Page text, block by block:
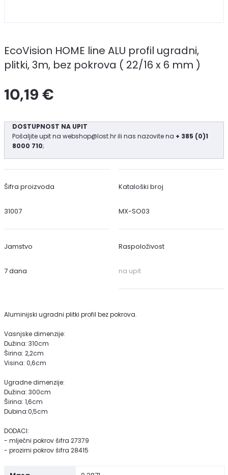
EcoVision HOME line ALU profil ugradni,
plitki, 3m, bez pokrova ( 22/16 x 6 mm )
10,19 €
DOSTUPNOST NA UPIT
Pošaljite upit na webshop@lost.hrili nas nazovite na + 385 (0)1
8000 710;
Šifra proizvoda
31007
Kataloški broj
MX-SO03
Jamstvo
7 dana
Raspoloživost
na upit
Aluminijski ugradni plitki profil bez pokrova.
Vasnjske dimenzije:
Dužina: 310cm
Širina: 2,2cm
Visina: 0,6cm
Ugradne dimenzije:
Dužina: 300cm
Širina: 1,6cm
Dubina:0,5cm
DODACI:
- mlječni pokrov šifra 27379
- prozirni pokrov šifra 28415